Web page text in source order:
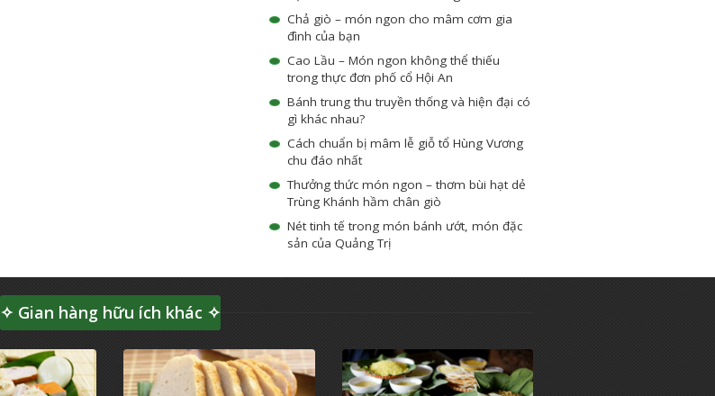
Chả giò – món ngon cho mâm cơm gia
đình của bạn
Cao Lầu – Món ngon không thể thiếu
trong thực đơn phố cổ Hội An
Bánh trung thu truyền thống và hiện đại có
gì khác nhau?
Cách chuẩn bị mâm lễ giỗ tổ Hùng Vương
chu đáo nhất
Thưởng thức món ngon – thơm bùi hạt dẻ
Trùng Khánh hầm chân giò
Nét tinh tế trong món bánh ướt, món đặc
sản của Quảng Trị
✧ Gian hàng hữu ích khác ✧